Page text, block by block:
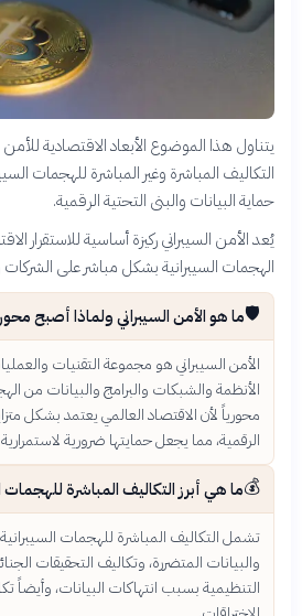
يتناول هذا الموضوع الأبعاد الاقتصادية
التكاليف المباشرة وغير المباشرة للهجمات
حماية البيانات والبنى التحتية الرقمية.
يُعد الأمن السيبراني ركيزة أساسية للاستقرار
الهجمات السيبرانية بشكل مباشر على الشركات
🛡️ما هو الأمن السيبراني ولماذا أصبح
الأمن السيبراني هو مجموعة التقنيات
الأنظمة والشبكات والبرامج والبيانات من
محورياً لأن الاقتصاد العالمي يعتمد بشكل
الرقمية، مما يجعل حمايتها ضرورية لاستمرارية
💰ما هي أبرز التكاليف المباشرة للهجمات
تشمل التكاليف المباشرة للهجمات
والبيانات المتضررة، وتكاليف التحقيقات
التنظيمية بسبب انتهاكات البيانات، وأيضاً